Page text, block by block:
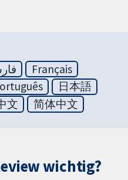
Français
日本語
文 简体中文
wichtig?